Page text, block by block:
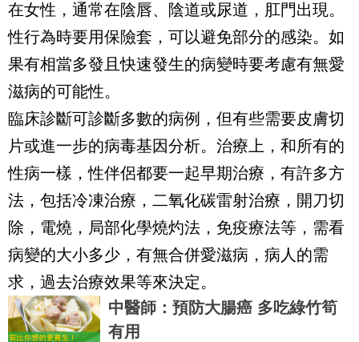
在女性，通常在陰唇、陰道或尿道，肛門出現。
性行為時要用保險套，可以避免部分的感染。如
果有相當多發且快速發生的病變時要考慮有無愛
滋病的可能性。
臨床診斷可診斷多數的病例，但有些需要皮膚切
片或進一步的病毒基因分析。治療上，和所有的
性病一樣，性伴侶都要一起早期治療，有許多方
法，包括冷凍治療，二氧化碳雷射治療，開刀切
除，電燒，局部化學燒灼法，免疫療法等，需看
病變的大小多少，有無合併愛滋病，病人的需
求，過去治療效果等來決定。
中醫師：預防大腸癌 多吃綠竹筍
有用